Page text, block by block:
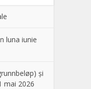
luna iunie
și
mai 2026